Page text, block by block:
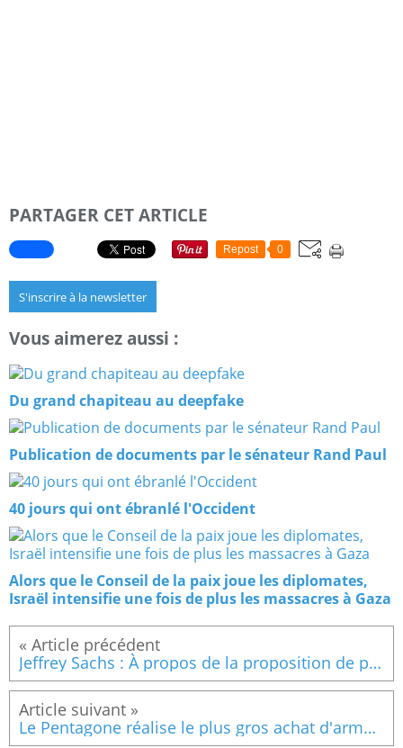
PARTAGER CET ARTICLE
Repost 0
S'inscrire à la newsletter
Vous aimerez aussi :
Du grand chapiteau au deepfake
Publication de documents par le sénateur Rand Paul
40 jours qui ont ébranlé l'Occident
Alors que le Conseil de la paix joue les diplomates,
Israël intensifie une fois de plus les massacres à Gaza
Jeffrey Sachs : À propos de la proposition de paix globale de l'Iran
Le Pentagone réalise le plus gros achat d'armes jamais enregistré auprès d'Israël — pour des armes à sous-munitions interdites